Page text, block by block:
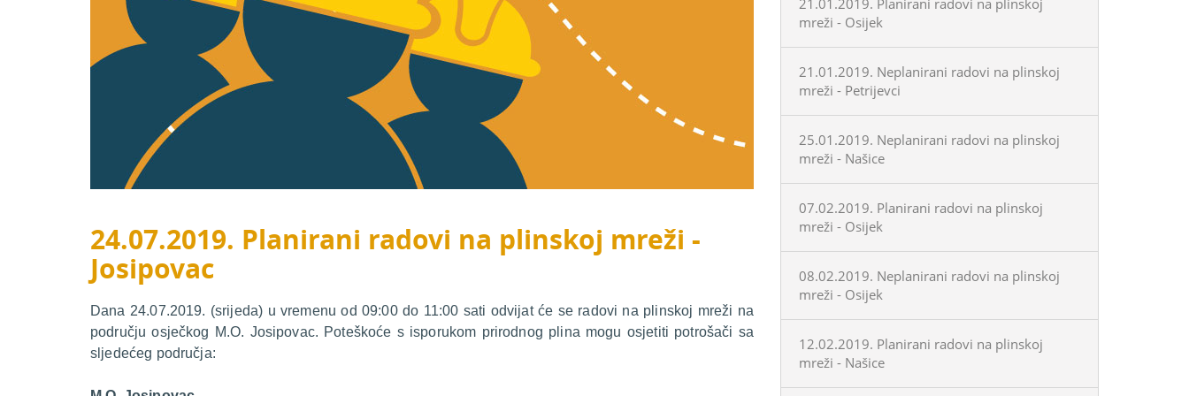
24.07.2019. Planirani radovi na plinskoj mreži -
Josipovac
Dana 24.07.2019. (srijeda) u vremenu od 09:00 do 11:00 sati odvijat će se radovi na plinskoj mreži na
području osječkog M.O. Josipovac. Poteškoće s isporukom prirodnog plina mogu osjetiti potrošači sa
sljedećeg područja:
21.01.2019. Planirani radovi na plinskoj
mreži - Osijek
21.01.2019. Neplanirani radovi na plinskoj
mreži - Petrijevci
25.01.2019. Neplanirani radovi na plinskoj
mreži - Našice
07.02.2019. Planirani radovi na plinskoj
mreži - Osijek
08.02.2019. Neplanirani radovi na plinskoj
mreži - Osijek
12.02.2019. Planirani radovi na plinskoj
mreži - Našice